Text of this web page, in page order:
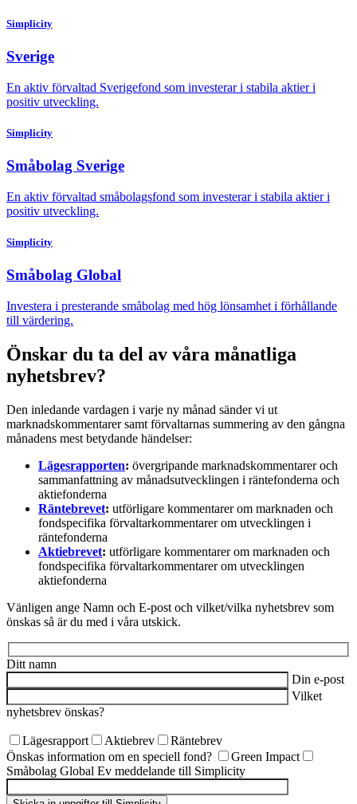
Simplicity
Sverige
En aktiv förvaltad Sverigefond som investerar i stabila aktier i
positiv utveckling.
Simplicity
Småbolag Sverige
En aktiv förvaltad småbolagsfond som investerar i stabila aktier i
positiv utveckling.
Simplicity
Småbolag Global
Investera i presterande småbolag med hög lönsamhet i förhållande
till värdering.
Önskar du ta del av våra månatliga
nyhetsbrev?
Den inledande vardagen i varje ny månad sänder vi ut
marknadskommentarer samt förvaltarnas summering av den gångna
månadens mest betydande händelser:
Lägesrapporten: övergripande marknadskommentarer och
sammanfattning av månadsutvecklingen i räntefonderna och
aktiefonderna
Räntebrevet: utförligare kommentarer om marknaden och
fondspecifika förvaltarkommentarer om utvecklingen i
räntefonderna
Aktiebrevet: utförligare kommentarer om marknaden och
fondspecifika förvaltarkommentarer om utvecklingen
aktiefonderna
Vänligen ange Namn och E-post och vilket/vilka nyhetsbrev som
önskas så är du med i våra utskick.
Ditt namn
Din e-post
Vilket
nyhetsbrev önskas?
Lägesrapport Aktiebrev
Räntebrev
Önskas information om en speciell fond?
Green Impact
Småbolag Global Ev meddelande till Simplicity